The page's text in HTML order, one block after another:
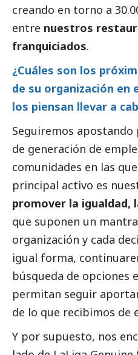
creando en torno a
entre nuestros
franquiciados.
¿Cuáles son los
de su organización en
los piensan llevar a
Seguiremos
de generación de
comunidades en las
principal activo es
promover la igualdad,
que suponen un
organización y cada
igual forma,
búsqueda de opciones
permitan seguir
de lo que recibimos de
Y por supuesto, nos